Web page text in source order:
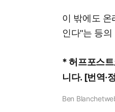
이 밖에도 온
인다"는 등
*허프포스
니다. [번역·
Ben Blanchet